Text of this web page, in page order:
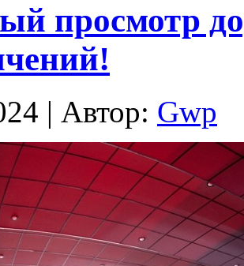
просмотр
| Автор: Gwp